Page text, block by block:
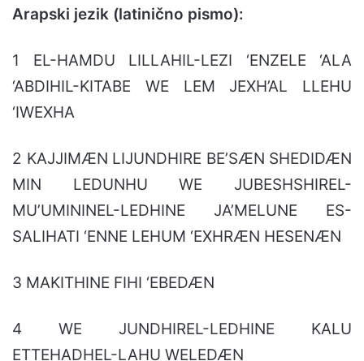
Arapski jezik (latinično pismo):
1 EL-HAMDU LILLAHIL-LEZI ‘ENZELE ‘ALA
‘ABDIHIL-KITABE WE LEM JEXH’AL LLEHU
‘IWEXHA
2 KAJJIMÆN LIJUNDHIRE BE’SÆN SHEDIDÆN
MIN LEDUNHU WE JUBESHSHIREL-
MU’UMININEL-LEDHINE JA’MELUNE ES-
SALIHATI ‘ENNE LEHUM ‘EXHRÆN HESENÆN
3 MAKITHINE FIHI ‘EBEDÆN
4 WE JUNDHIREL-LEDHINE KALU
ETTEHADHEL-LAHU WELEDÆN